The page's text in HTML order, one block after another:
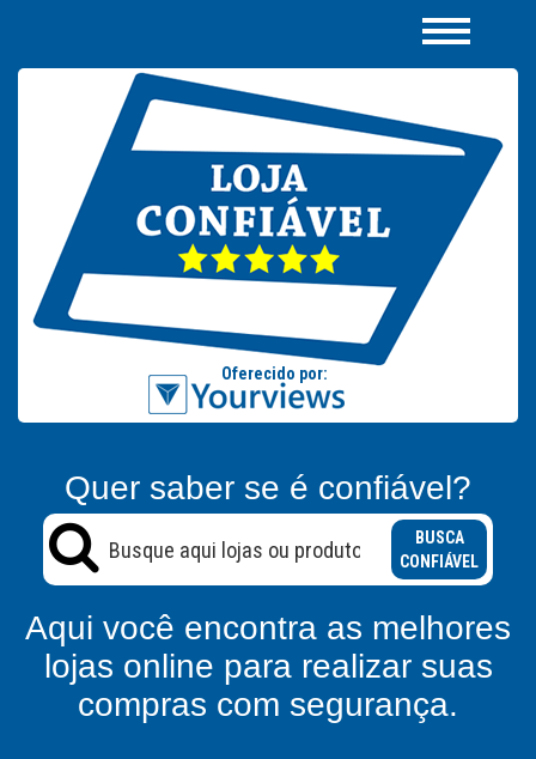
Quer saber se é confiável?
BUSCA
CONFIÁVEL
Aqui você encontra as melhores
lojas online para realizar suas
compras com segurança.